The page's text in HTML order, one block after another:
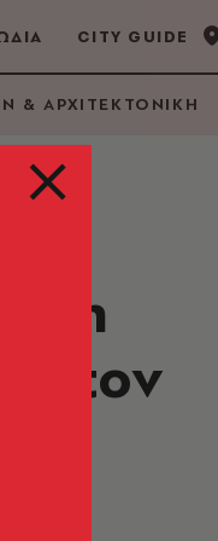
CITY GUIDE
& ΑΡΧΙΤΕΚΤΟΝΙΚΗ
η
τον